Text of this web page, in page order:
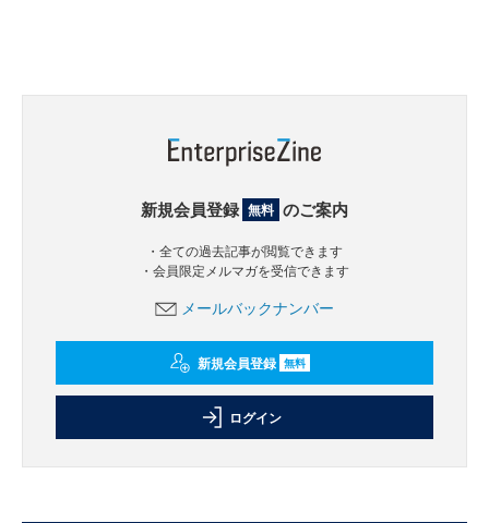
新規会員登録 無料 のご案内
・全ての過去記事が閲覧できます
・会員限定メルマガを受信できます
メールバックナンバー
新規会員登録 無料
ログイン